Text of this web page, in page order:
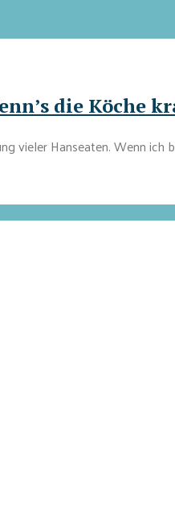
die Köche
vieler Hanseaten. Wenn